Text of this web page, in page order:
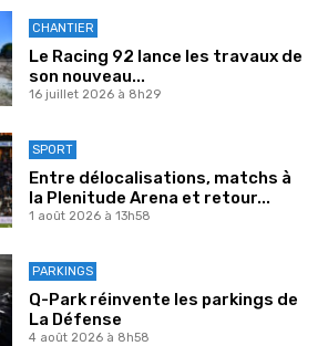
CHANTIER
Le Racing 92 lance les travaux de
son nouveau...
16 juillet 2026 à 8h29
SPORT
Entre délocalisations, matchs à
la Plenitude Arena et retour...
1 août 2026 à 13h58
PARKINGS
Q-Park réinvente les parkings de
La Défense
4 août 2026 à 8h58